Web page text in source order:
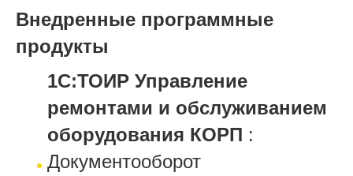
Внедренные программные
продукты
1С:ТОИР Управление
ремонтами и обслуживанием
оборудования КОРП :
Документооборот